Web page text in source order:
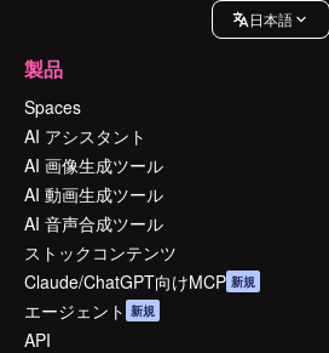
日本語
製品
Spaces
AI アシスタント
AI 画像生成ツール
AI 動画生成ツール
AI 音声合成ツール
ストックコンテンツ
Claude/ChatGPT向けMCP 新規
エージェント 新規
API